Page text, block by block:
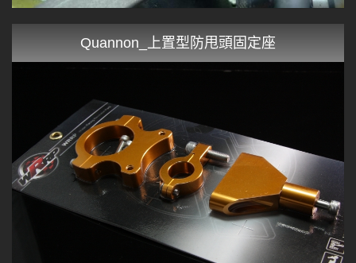
Quannon_上置型防甩頭固定座